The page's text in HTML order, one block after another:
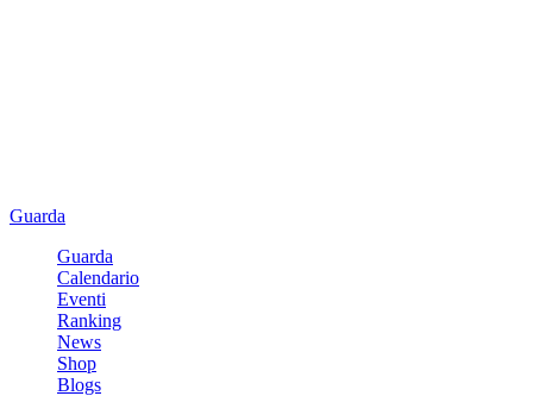
Guarda
Guarda
Calendario
Eventi
Ranking
News
Shop
Blogs